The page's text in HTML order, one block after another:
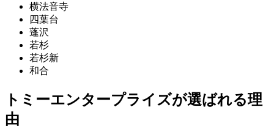
横法音寺
四葉台
蓬沢
若杉
若杉新
和合
トミーエンタープライズが選ばれる理
由